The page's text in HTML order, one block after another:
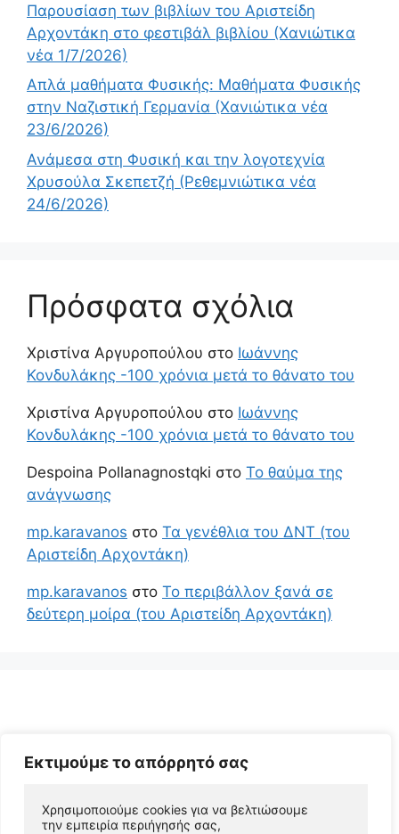
Εκτιμούμε το απόρρητό σας
Χρησιμοποιούμε cookies για να βελτιώσουμε
την εμπειρία περιήγησής σας,
Παρουσίαση των βιβλίων του Αριστείδη
Αρχοντάκη στο φεστιβάλ βιβλίου (Χανιώτικα
νέα 1/7/2026)
Απλά μαθήματα Φυσικής: Μαθήματα Φυσικής
στην Ναζιστική Γερμανία (Χανιώτικα νέα
23/6/2026)
Ανάμεσα στη Φυσική και την λογοτεχνία
Χρυσούλα Σκεπετζή (Ρεθεμνιώτικα νέα
24/6/2026)
Πρόσφατα σχόλια
Χριστίνα Αργυροπούλου στο Ιωάννης
Κονδυλάκης -100 χρόνια μετά το θάνατο του
Χριστίνα Αργυροπούλου στο Ιωάννης
Κονδυλάκης -100 χρόνια μετά το θάνατο του
Despoina Pollanagnostqki στο Το θαύμα της
ανάγνωσης
mp.karavanos στο Τα γενέθλια του ΔΝΤ (του
Αριστείδη Αρχοντάκη)
mp.karavanos στο Το περιβάλλον ξανά σε
δεύτερη μοίρα (του Αριστείδη Αρχοντάκη)
© 2026 Αριστείδης Αρχοντάκης Φυσικός Συγγραφέας